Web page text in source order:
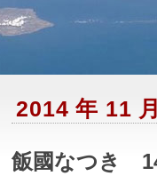
2014 年 11
飯國なつき